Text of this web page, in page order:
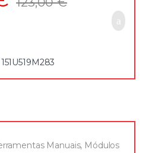
151U519M283
Manuais, Módulos